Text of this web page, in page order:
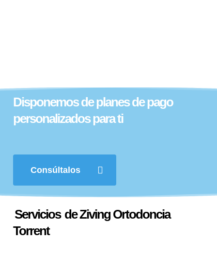
Disponemos de planes de pago
personalizados para ti
Consúltalos
Servicios de Ziving Ortodoncia
Torrent